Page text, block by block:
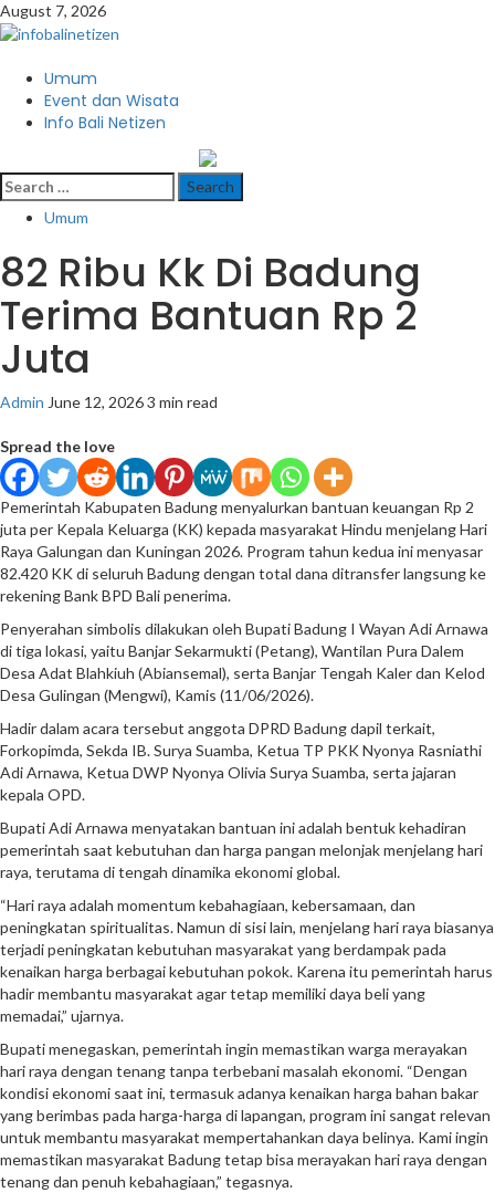
Skip
to
August 7, 2026
Primary
Menu
Umum
Event dan Wisata
Info Bali Netizen
Search
for:
Umum
82 Ribu Kk Di Badung
Terima Bantuan Rp 2
Juta
Admin June 12, 20263 min read
Spread the love
Pemerintah Kabupaten Badung menyalurkan bantuan keuangan Rp 2
juta per Kepala Keluarga (KK) kepada masyarakat Hindu menjelang Hari
Raya Galungan dan Kuningan 2026. Program tahun kedua ini menyasar
82.420 KK di seluruh Badung dengan total dana ditransfer langsung ke
rekening Bank BPD Bali penerima.
Penyerahan simbolis dilakukan oleh Bupati Badung I Wayan Adi Arnawa
di tiga lokasi, yaitu Banjar Sekarmukti (Petang), Wantilan Pura Dalem
Desa Adat Blahkiuh (Abiansemal), serta Banjar Tengah Kaler dan Kelod
Desa Gulingan (Mengwi), Kamis (11/06/2026).
Hadir dalam acara tersebut anggota DPRD Badung dapil terkait,
Forkopimda, Sekda IB. Surya Suamba, Ketua TP PKK Nyonya Rasniathi
Adi Arnawa, Ketua DWP Nyonya Olivia Surya Suamba, serta jajaran
kepala OPD.
Bupati Adi Arnawa menyatakan bantuan ini adalah bentuk kehadiran
pemerintah saat kebutuhan dan harga pangan melonjak menjelang hari
raya, terutama di tengah dinamika ekonomi global.
“Hari raya adalah momentum kebahagiaan, kebersamaan, dan
peningkatan spiritualitas. Namun di sisi lain, menjelang hari raya biasanya
terjadi peningkatan kebutuhan masyarakat yang berdampak pada
kenaikan harga berbagai kebutuhan pokok. Karena itu pemerintah harus
hadir membantu masyarakat agar tetap memiliki daya beli yang
memadai,” ujarnya.
Bupati menegaskan, pemerintah ingin memastikan warga merayakan
hari raya dengan tenang tanpa terbebani masalah ekonomi. “Dengan
kondisi ekonomi saat ini, termasuk adanya kenaikan harga bahan bakar
yang berimbas pada harga-harga di lapangan, program ini sangat relevan
untuk membantu masyarakat mempertahankan daya belinya. Kami ingin
memastikan masyarakat Badung tetap bisa merayakan hari raya dengan
tenang dan penuh kebahagiaan,” tegasnya.